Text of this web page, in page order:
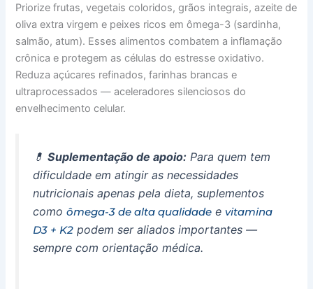
Priorize frutas, vegetais coloridos, grãos integrais, azeite de
oliva extra virgem e peixes ricos em ômega-3 (sardinha,
salmão, atum). Esses alimentos combatem a inflamação
crônica e protegem as células do estresse oxidativo.
Reduza açúcares refinados, farinhas brancas e
ultraprocessados — aceleradores silenciosos do
envelhecimento celular.
💊Suplementação de apoio: Para quem tem
dificuldade em atingir as necessidades
nutricionais apenas pela dieta, suplementos
comoômega-3 de alta qualidade evitamina
D3 + K2 podem ser aliados importantes —
sempre com orientação médica.